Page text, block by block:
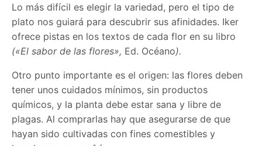
Lo más difícil es elegir la variedad, pero el tipo de
plato nos guiará para descubrir sus afinidades. Iker
ofrece pistas en los textos de cada flor en su libro
(«El sabor de las flores», Ed. Océano).
Otro punto importante es el origen: las flores deben
tener unos cuidados mínimos, sin productos
químicos, y la planta debe estar sana y libre de
plagas. Al comprarlas hay que asegurarse de que
hayan sido cultivadas con fines comestibles y